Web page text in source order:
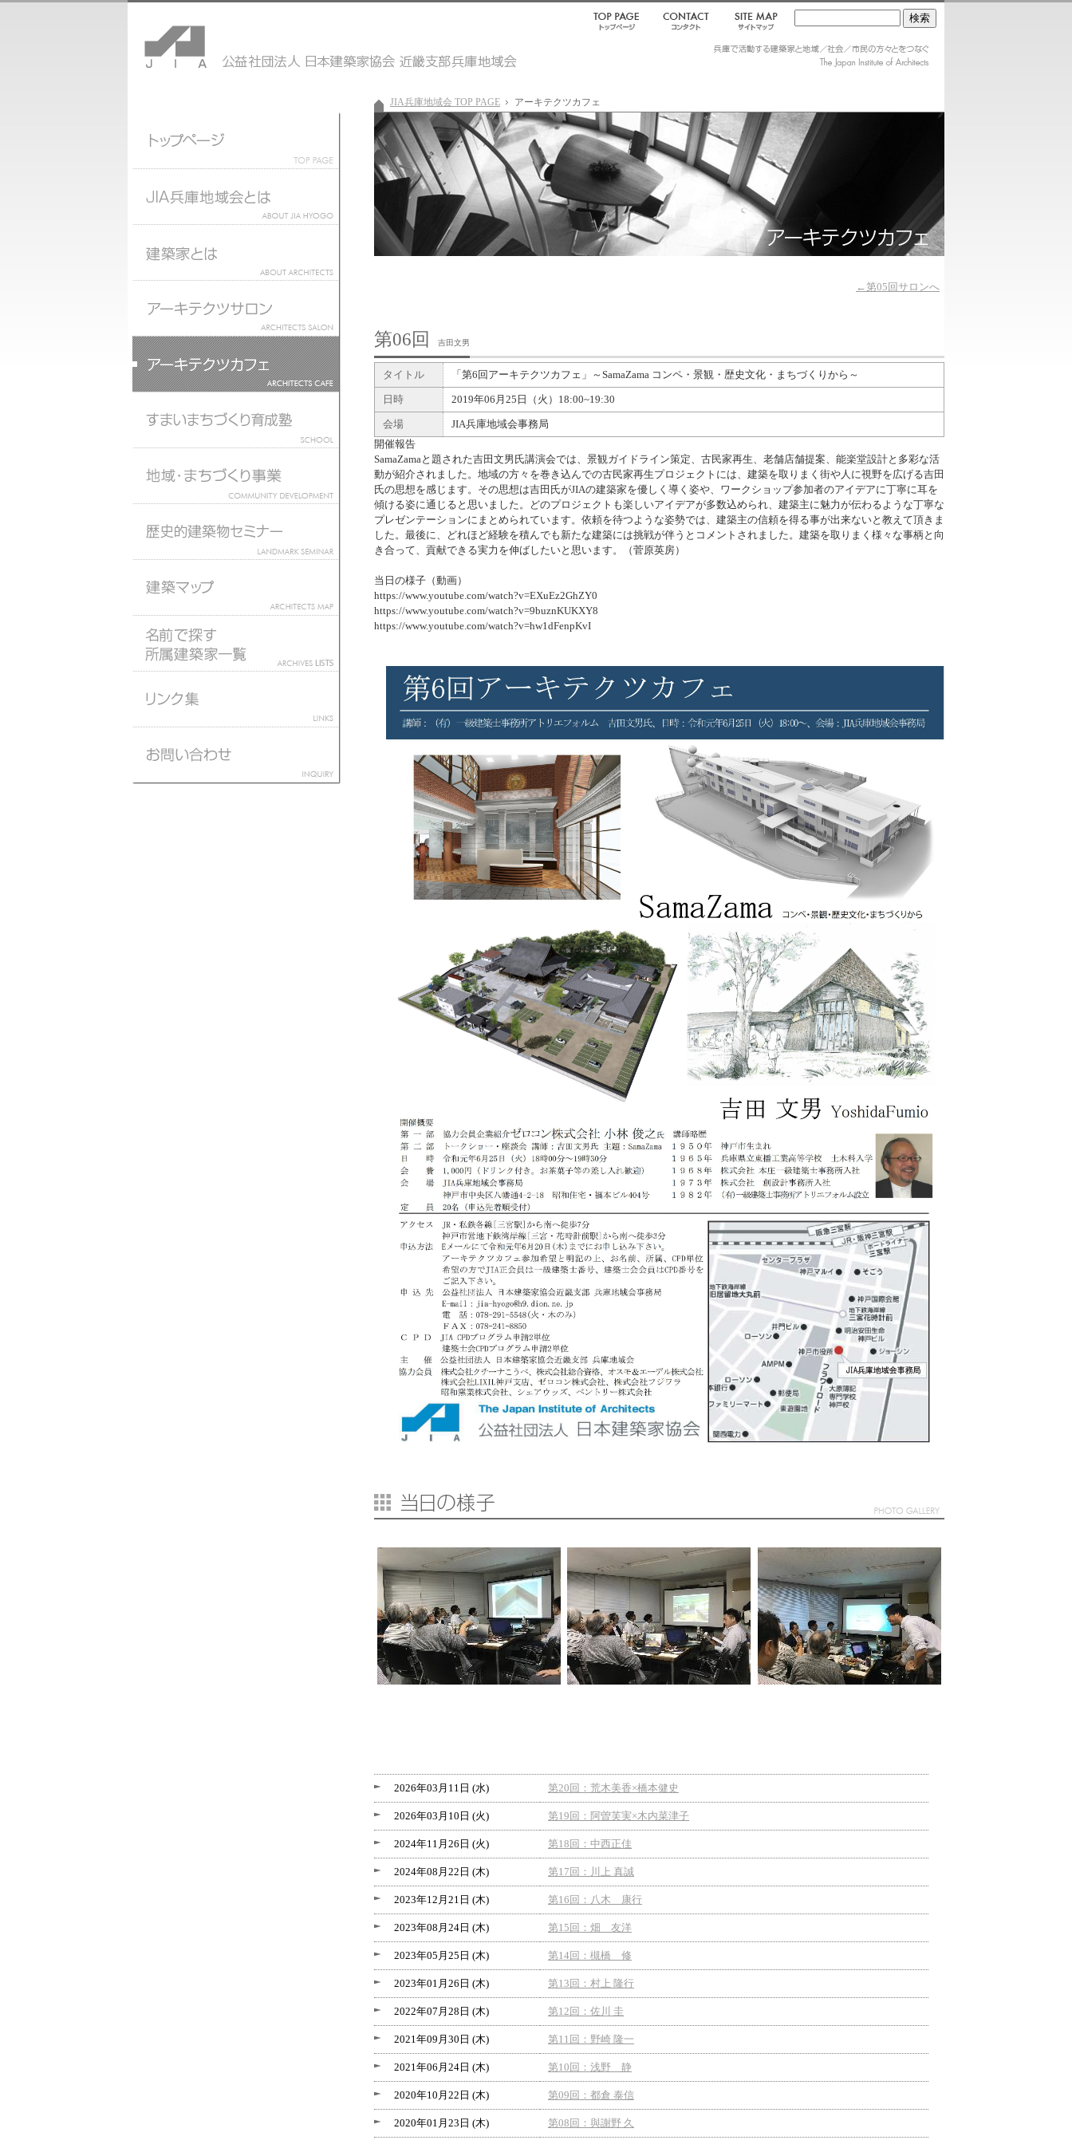
JIA兵庫地域会 TOP PAGE アーキテクツカフェ
←第05回サロンへ
第06回 吉田文男
タイトル 「第6回アーキテクツカフェ」～SamaZama コンペ・景観・歴史文化・まちづくりから～
日時 2019年06月25日（火）18:00~19:30
会場
JIA兵庫地域会事務局
開催報告
SamaZamaと題された吉田文男氏講演会では、景観ガイドライン策定、古民家再生、老舗店舗提案、能楽堂設計と多彩な活
動が紹介されました。地域の方々を巻き込んでの古民家再生プロジェクトには、建築を取りまく街や人に視野を広げる吉田
氏の思想を感じます。その思想は吉田氏がJIAの建築家を優しく導く姿や、ワークショップ参加者のアイデアに丁寧に耳を
傾ける姿に通じると思いました。どのプロジェクトも楽しいアイデアが多数込められ、建築主に魅力が伝わるような丁寧な
プレゼンテーションにまとめられています。依頼を待つような姿勢では、建築主の信頼を得る事が出来ないと教えて頂きま
した。最後に、どれほど経験を積んでも新たな建築には挑戦が伴うとコメントされました。建築を取りまく様々な事柄と向
き合って、貢献できる実力を伸ばしたいと思います。（菅原英房）
当日の様子（動画）
https://www.youtube.com/watch?v=EXuEz2GhZY0
https://www.youtube.com/watch?v=9buznKUKXY8
https://www.youtube.com/watch?v=hw1dFenpKvI
2026年03月11日 (水) 第20回：荒木美香×橋本健史
2026年03月10日 (火) 第19回：阿曽芙実×木内菜津子
2024年11月26日 (火) 第18回：中西正佳
2024年08月22日 (木) 第17回：川上 真誠
2023年12月21日 (木) 第16回：八木 康行
2023年08月24日 (木) 第15回：畑 友洋
2023年05月25日 (木) 第14回：槻橋 修
2023年01月26日 (木) 第13回：村上 隆行
2022年07月28日 (木) 第12回：佐川 圭
2021年09月30日 (木) 第11回：野崎 隆一
2021年06月24日 (木) 第10回：浅野 静
2020年10月22日 (木) 第09回：都倉 泰信
2020年01月23日 (木) 第08回：與謝野 久